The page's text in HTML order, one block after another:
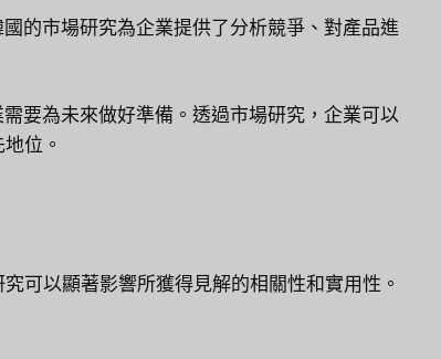
的市場研究為企業提供了分析競爭、對產品進
要為未來做好準備。透過市場研究，企業可以
位。
可以顯著影響所獲得見解的相關性和實用性。